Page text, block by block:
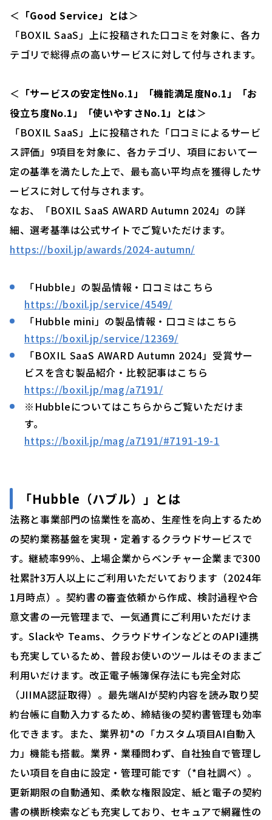
＜ 「Good Service」とは＞
「BOXIL SaaS」上に投稿された口コミを対象に、各カ
テゴリで総得点の高いサービスに対して付与されます。
＜ 「サービスの安定性No.1」「機能満足度No.1」「お
役立ち度No.1」「使いやすさNo.1」とは＞
「BOXIL SaaS」上に投稿された「口コミによるサービ
ス評価」9項目を対象に、各カテゴリ、項目において一
定の基準を満たした上で、最も高い平均点を獲得したサ
ービスに対して付与されます。
なお、「BOXIL SaaS AWARD Autumn 2024」の詳
細、選考基準は公式サイトでご覧いただけます。
https://boxil.jp/awards/2024-autumn/
「Hubble」の製品情報・口コミはこちら
https://boxil.jp/service/4549/
「Hubble mini」の製品情報・口コミはこちら
https://boxil.jp/service/12369/
「BOXIL SaaS AWARD Autumn 2024」受賞サー
ビスを含む製品紹介・比較記事はこちら
https://boxil.jp/mag/a7191/
※Hubbleについてはこちらからご覧いただけま
す。
https://boxil.jp/mag/a7191/#7191-19-1
「Hubble（ハブル）」 とは
法務と事業部門の協業性を高め、生産性を向上するため
の契約業務基盤を実現・定着するクラウドサービスで
す。継続率99％、上場企業からベンチャー企業まで300
社累計3万人以上にご利用いただいております（2024年
1月時点）。契約書の審査依頼から作成、検討過程や合
意文書の一元管理まで、一気通貫にご利用いただけま
す。Slackや Teams、クラウドサインなどとのAPI連携
も充実しているため、普段お使いのツールはそのままご
利用いだけます。改正電子帳簿保存法にも完全対応
（JIIMA認証取得）。最先端AIが契約内容を読み取り契
約台帳に自動入力するため、締結後の契約書管理も効率
化できます。また、業界初*の「カスタム項目AI自動入
力」機能も搭載。業界・業種問わず、自社独自で管理し
たい項目を自由に設定・管理可能です（*自社調べ）。
更新期限の自動通知、柔軟な権限設定、紙と電子の契約
書の横断検索なども充実しており、セキュアで網羅性の